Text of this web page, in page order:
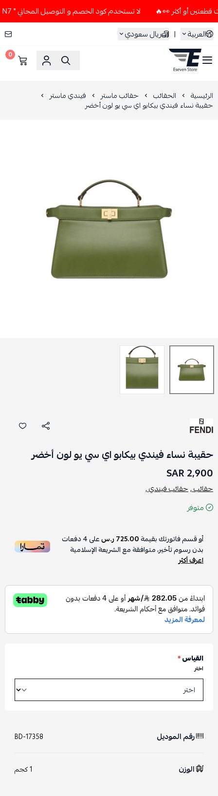
لا تستخدم كود الخصم و التوصيل المجاني " N7 " إلا إذا طلبت قطعتين أو أكثر 👀🔥
العربية
| ريال سعودي
ESEVEN STORE
0
الرئيسية الحقائب حقائب ماستر فيندي ماستر
حقيبة نساء فيندي بيكابو اي سي يو لون أخضر
حقيبة نساء فيندي بيكابو اي سي يو لون أخضر
2,900 SAR
حقائب ,حقائب فيندي ,
متوفر
أو قسم فاتورتك بقيمة725.00 ر.س على4دفعات
بدون رسوم تأخير، متوافقة مع الشريعة الإسلامية
اعرف أكثر
القياس*
اختر
رقم الموديل BD-17358
الوزن 1 كجم